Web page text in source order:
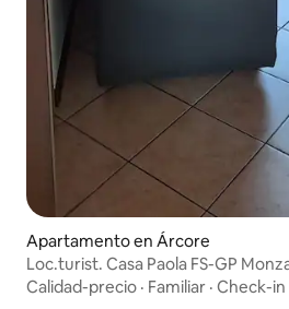
Apartamento en Árcore
Loc.turist. Casa Paola
Calidad-precio · Familiar · Check-in